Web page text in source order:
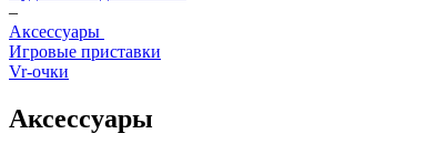
–
Аксессуары
Игровые приставки
Vr-очки
Аксессуары